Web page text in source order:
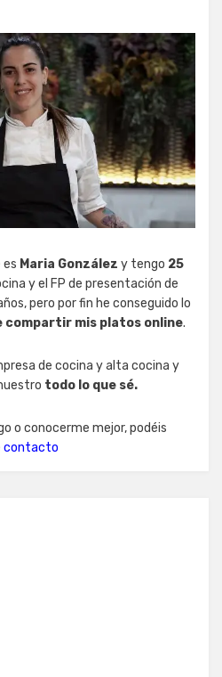
es Maria González y tengo 25
y el FP de presentación de
pero por fin he conseguido lo
compartir mis platos online.
de cocina y alta cocina y
todo lo que sé.
o conocerme mejor, podéis
contacto